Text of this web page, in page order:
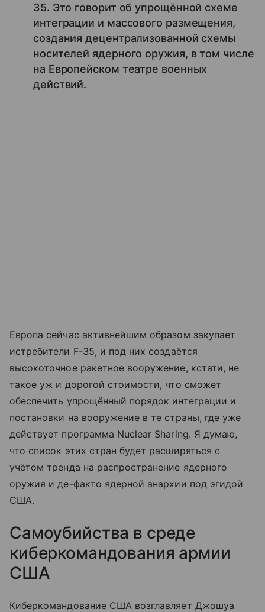
35. Это говорит об упрощённой схеме
интеграции и массового размещения,
создания децентрализованной схемы
носителей ядерного оружия, в том числе
на Европейском театре военных
действий.
Европа сейчас активнейшим образом закупает
истребители F-35, и под них создаётся
высокоточное ракетное вооружение, кстати, не
такое уж и дорогой стоимости, что сможет
обеспечить упрощённый порядок интеграции и
постановки на вооружение в те страны, где уже
действует программа Nuclear Sharing. Я думаю,
что список этих стран будет расширяться с
учётом тренда на распространение ядерного
оружия и де-факто ядерной анархии под эгидой
США.
Самоубийства в среде
киберкомандования армии
США
Киберкомандование США возглавляет Джошуа